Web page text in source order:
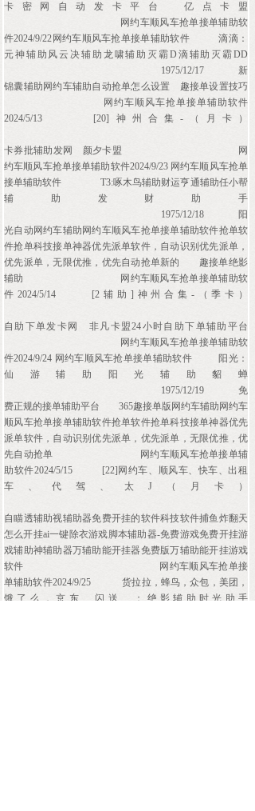
卡密网自动发卡平台
亿点卡盟
网约车顺风车抢单接单辅助软
件2024/9/22网约车顺风车抢单接单辅助软件
滴滴：
元神辅助风云决辅助龙啸辅助灭霸D滴辅助灭霸DD
1975/12/17
新
锦囊辅助网约车辅助自动抢单怎么设置
趣接单设置技巧
网约车顺风车抢单接单辅助软件
2024/5/13
[20]神州合集-（月卡）
卡券批辅助发网 颜夕卡盟
网
约车顺风车抢单接单辅助软件2024/9/23 网约车顺风车抢单
接单辅助软件
T3:啄木鸟辅助财运亨通辅助任小帮
辅助发财助手
1975/12/18
阳
光自动网约车辅助网约车顺风车抢单接单辅助软件抢单软
件抢单科技接单神器优先派单软件，自动识别优先派单，
优先派单，无限优推，优先自动抢单新的
趣接单绝影
辅助
网约车顺风车抢单接单辅助软
件2024/5/14
[2辅助]神州合集-（季卡）
自助下单发卡网
非凡卡盟24小时自助下单辅助平台
网约车顺风车抢单接单辅助软
件2024/9/24 网约车顺风车抢单接单辅助软件
阳光：
仙游辅助阳光辅助貂蝉
1975/12/19
免
费正规的接单辅助平台
365趣接单版网约车辅助网约车
顺风车抢单接单辅助软件抢单软件抢单科技接单神器优先
派单软件，自动识别优先派单，优先派单，无限优推，优
先自动抢单
网约车顺风车抢单接单辅
助软件2024/5/15
[22]网约车、顺风车、快车、出租
车、代驾、太J（月卡）
自瞄透辅助视辅助器免费开挂的软件科技软件捕鱼炸翻天
怎么开挂ai一键除衣游戏脚本辅助器-免费游戏免费开挂游
戏辅助神辅助器万辅助能开挂器免费版万辅助能开挂游戏
软件
网约车顺风车抢单接
单辅助软件2024/9/25
货拉拉，蜂鸟，众包，美团，
饿了么，京东、闪送、：绝影辅助时光助手